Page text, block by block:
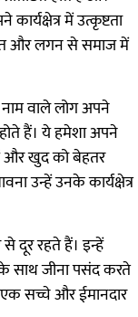
में उत्कृष्टता
और लगन से समाज में
वाले लोग अपने
होते हैं। ये हमेशा अपने
और खुद को बेहतर
उन्हें उनके कार्यक्षेत्र
दूर रहते हैं। इन्हें
साथ जीना पसंद करते
एक सच्चे और ईमानदार